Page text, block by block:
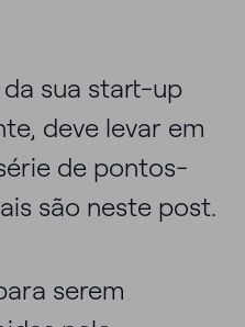
sua start-up
deve levar em
de pontos-
são neste post.
serem